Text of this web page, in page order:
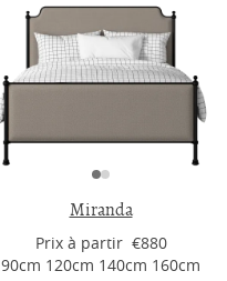
Miranda
Prix ​​à partir €880
90cm 120cm 140cm 160cm